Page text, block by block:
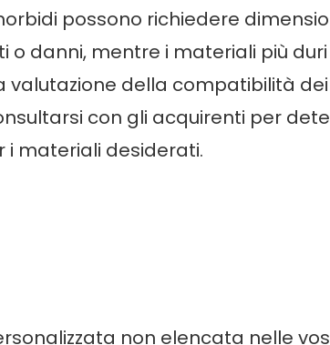
possono richiedere
danni, mentre i materiali più
valutazione della compatibilità
con gli acquirenti per
materiali desiderati.
non elencata nelle